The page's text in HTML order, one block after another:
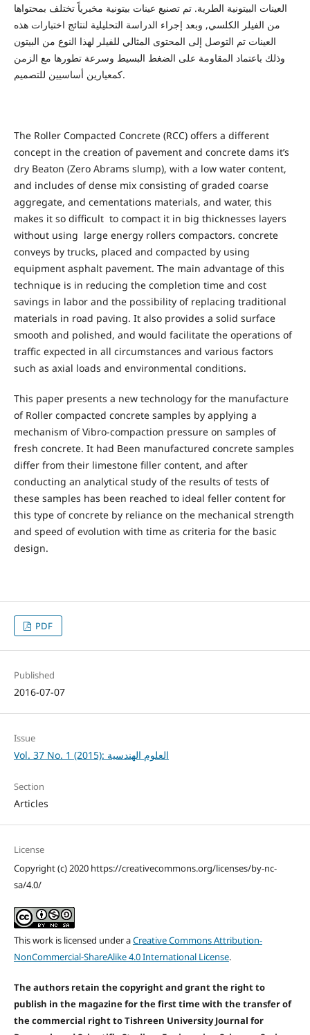
العينات البيتونية الطرية. تم تصنيع عينات بيتونية مخبرياً تختلف بمحتواها
من الفيلر الكلسي, وبعد إجراء الدراسة التحليلية لنتائج اختبارات هذه
العينات تم التوصل إلى المحتوى المثالي للفيلر لهذا النوع من البيتون
وذلك باعتماد المقاومة على الضغط البسيط وسرعة تطورها مع الزمن
كمعيارين أساسيين للتصميم.
The Roller Compacted Concrete (RCC) offers a different
concept in the creation of pavement and concrete dams it’s
dry Beaton (Zero Abrams slump), with a low water content,
and includes of dense mix consisting of graded coarse
aggregate, and cementations materials, and water, this
makes it so difficult to compact it in big thicknesses layers
without using large energy rollers compactors. concrete
conveys by trucks, placed and compacted by using
equipment asphalt pavement. The main advantage of this
technique is in reducing the completion time and cost
savings in labor and the possibility of replacing traditional
materials in road paving. It also provides a solid surface
smooth and polished, and would facilitate the operations of
traffic expected in all circumstances and various factors
such as axial loads and environmental conditions.
This paper presents a new technology for the manufacture
of Roller compacted concrete samples by applying a
mechanism of Vibro-compaction pressure on samples of
fresh concrete. It had Been manufactured concrete samples
differ from their limestone filler content, and after
conducting an analytical study of the results of tests of
these samples has been reached to ideal feller content for
this type of concrete by reliance on the mechanical strength
and speed of evolution with time as criteria for the basic
design.
PDF
Published
2016-07-07
Issue
Vol. 37 No. 1 (2015): العلوم الهندسية
Section
Articles
License
Copyright (c) 2020 https://creativecommons.org/licenses/by-nc-
sa/4.0/
This work is licensed under aCreative Commons Attribution-
NonCommercial-ShareAlike 4.0 International License.
The authors retain the copyright and grant the right to
publish in the magazine for the first time with the transfer of
the commercial right to Tishreen University Journal for